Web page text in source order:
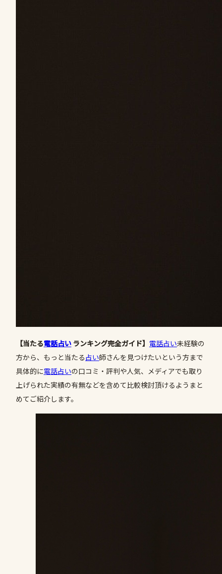
【当たる電話占い ランキング完全ガイド】 電話占い未経験の
方から、もっと当たる占い師さんを見つけたいという方まで
具体的に電話占いの口コミ・評判や人気、メディアでも取り
上げられた実績の有無などを含めて比較検討頂けるようまと
めてご紹介します。